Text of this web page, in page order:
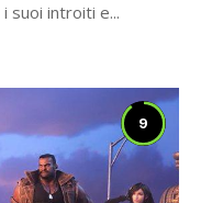
suoi introiti e...
9